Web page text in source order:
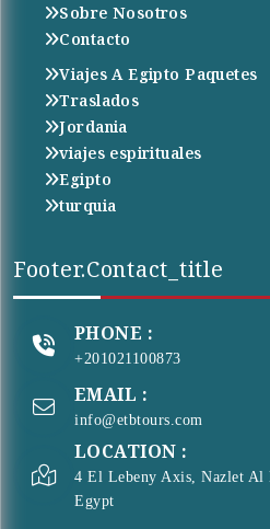
Sobre Nosotros
Contacto
Viajes A Egipto Paquetes
Traslados
Jordania
viajes espirituales
Egipto
turquia
Footer.contact_title
PHONE :
+201021100873
EMAIL :
info@etbtours.com
LOCATION :
4 El Lebeny Axis, Nazlet Al
Egypt